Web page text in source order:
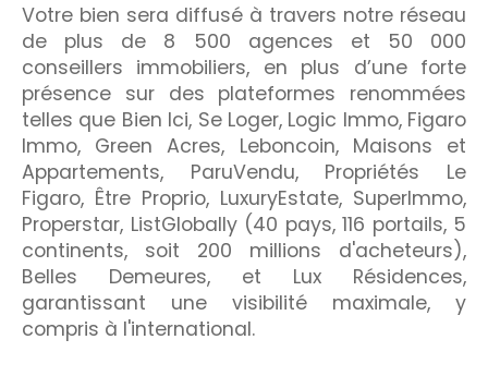
Votre bien sera diffusé à travers notre réseau
de plus de 8 500 agences et 50 000
conseillers immobiliers, en plus d’une forte
présence sur des plateformes renommées
telles que Bien Ici, Se Loger, Logic Immo, Figaro
Immo, Green Acres, Leboncoin, Maisons et
Appartements, ParuVendu, Propriétés Le
Figaro, Être Proprio, LuxuryEstate, SuperImmo,
Properstar, ListGlobally (40 pays, 116 portails, 5
continents, soit 200 millions d'acheteurs),
Belles Demeures, et Lux Résidences,
garantissant une visibilité maximale, y
compris à l'international.